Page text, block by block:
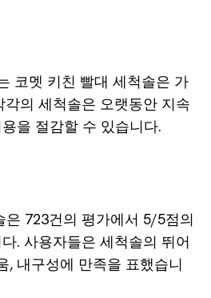
코멧 키친 빨대 세척솔은 가
의 세척솔은 오랫동안 지속
을 절감할 수 있습니다.
은 723건의 평가에서 5/5점의
. 사용자들은 세척솔의 뛰어
, 내구성에 만족을 표했습니